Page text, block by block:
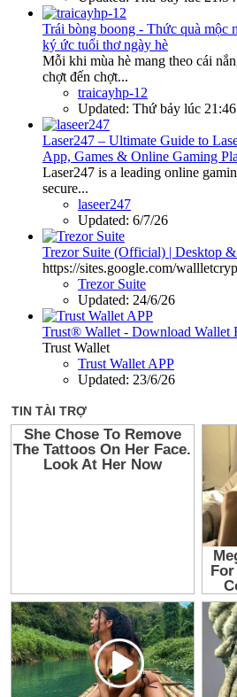
Trái bòng boong - Thức quà mộc
ký ức tuổi thơ ngày hè
Mỗi khi mùa hè mang theo cái
chợt đến chợt...
traicayhp-12
Updated: Thứ bảy lúc 21:46
Laser247 – Ultimate Guide to
App, Games & Online Gaming
Laser247 is a leading online
secure...
laseer247
Updated: 6/7/26
Trezor Suite (Official) | Desktop
https://sites.google.com/
Trezor Suite
Updated: 24/6/26
Trust® Wallet - Download Wallet
Trust Wallet
Trust Wallet APP
Updated: 23/6/26